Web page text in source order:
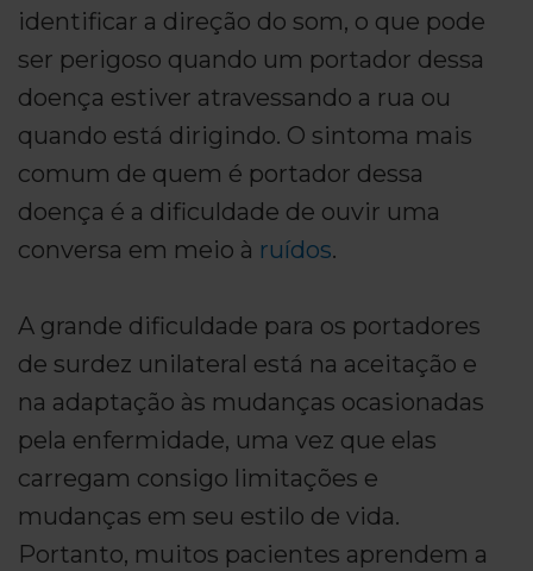
identificar a direção do som, o que pode
ser perigoso quando um portador dessa
doença estiver atravessando a rua ou
quando está dirigindo. O sintoma mais
comum de quem é portador dessa
doença é a dificuldade de ouvir uma
conversa em meio à ruídos.
A grande dificuldade para os portadores
de surdez unilateral está na aceitação e
na adaptação às mudanças ocasionadas
pela enfermidade, uma vez que elas
carregam consigo limitações e
mudanças em seu estilo de vida.
Portanto, muitos pacientes aprendem a